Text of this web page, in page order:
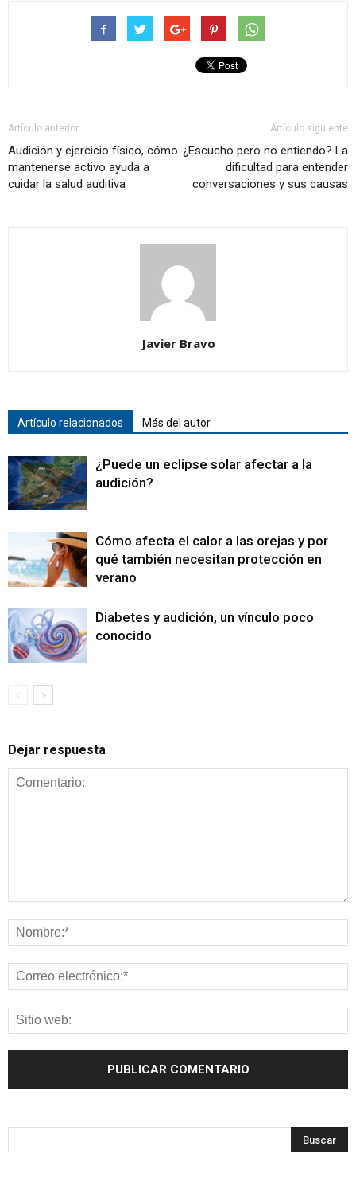
Artículo anterior
Audición y ejercicio físico, cómo
mantenerse activo ayuda a
cuidar la salud auditiva
Artículo siguiente
¿Escucho pero no entiendo? La
dificultad para entender
conversaciones y sus causas
Javier Bravo
Artículo relacionados Más del autor
¿Puede un eclipse solar afectar a la
audición?
Cómo afecta el calor a las orejas y por
qué también necesitan protección en
verano
Diabetes y audición, un vínculo poco
conocido
Dejar respuesta